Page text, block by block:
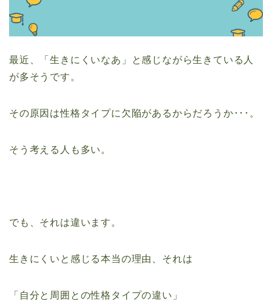
最近、「生きにくいなあ」と感じながら生きている人
が多そうです。
その原因は性格タイプに欠陥があるからだろうか･･･。
そう考える人も多い。
でも、それは違います。
生きにくいと感じる本当の理由、それは
「自分と周囲との性格タイプの違い」